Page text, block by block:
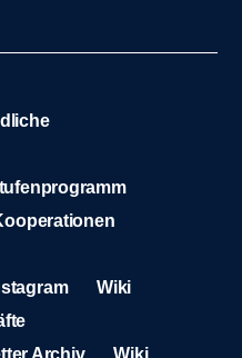
Wiki
Archiv Wiki